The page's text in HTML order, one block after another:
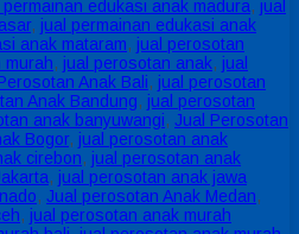
permainan edukasi anak madura, jual
, jual permainan edukasi anak
anak mataram, jual perosotan
murah, jual perosotan anak, jual
Anak Bali, jual perosotan
Anak Bandung, jual perosotan
anak banyuwangi, Jual Perosotan
Bogor, jual perosotan anak
cirebon, jual perosotan anak
, jual perosotan anak jawa
, Jual perosotan Anak Medan,
, jual perosotan anak murah